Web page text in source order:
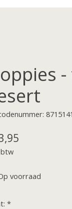
btw
voorraad
*